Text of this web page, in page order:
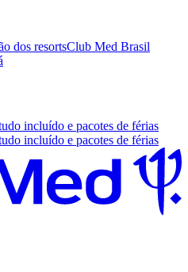
dos resortsClub Med Brasil
incluído e pacotes de férias
incluído e pacotes de férias